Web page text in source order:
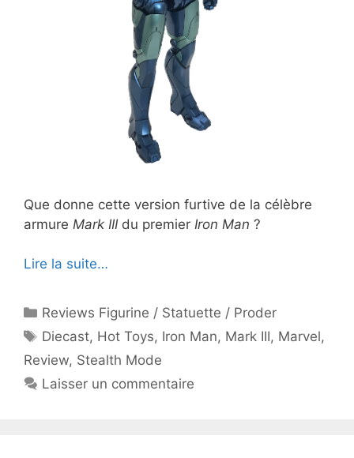
Que donne cette version furtive de la célèbre
armure Mark III du premier Iron Man ?
Lire la suite…
Catégories
Reviews Figurine / Statuette / Proder
Étiquettes
Diecast, Hot Toys, Iron Man, Mark III, Marvel,
Review, Stealth Mode
Laisser un commentaire